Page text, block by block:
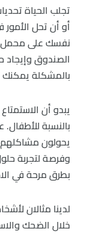
تجلب الحياة
أو أن تحل
نفسك على محمل
الصندوق وإيجاد
بالمشكلة يمكنك
يبدو أن
بالنسبة
يحولون
وفرصة لتجربة
بطرق مرحة في
لدينا مثالان
خلال الضحك